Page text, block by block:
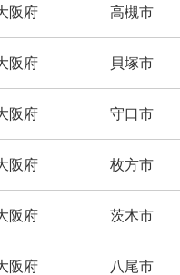
阪府 高槻市
阪府 貝塚市
阪府 守口市
阪府 枚方市
阪府 茨木市
阪府 八尾市